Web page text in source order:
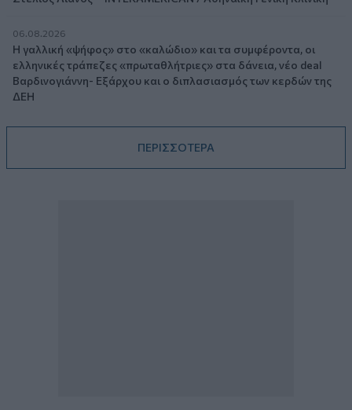
06.08.2026
Η γαλλική «ψήφος» στο «καλώδιο» και τα συμφέροντα, οι
ελληνικές τράπεζες «πρωταθλήτριες» στα δάνεια, νέο deal
Βαρδινογιάννη- Εξάρχου και ο διπλασιασμός των κερδών της
ΔΕΗ
ΠΕΡΙΣΣΟΤΕΡΑ